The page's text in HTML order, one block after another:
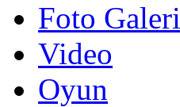
Foto Galeri
Video
Oyun